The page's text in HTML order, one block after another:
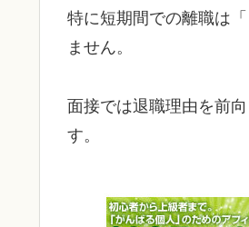
特に短期間での離職は
ません。
面接では退職理由を前
す。